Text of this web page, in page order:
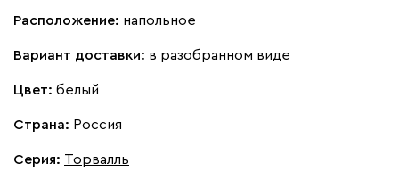
Расположение: напольное
Вариант доставки: в разобранном виде
Цвет: белый
Страна: Россия
Серия: Торвалль